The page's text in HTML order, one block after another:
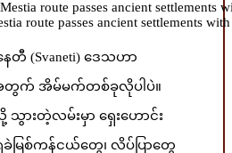
route passes ancient settlements
ေတီ (Svaneti) ဒေသဟာ
က် အိမ်မက်တစ်ခုလိုပါပဲ။
သွားတဲ့လမ်းမှာ ရှေးဟောင်း
ခဲမြစ်ကန်ငယ်တွေ၊ လိပ်ပြာတွေ